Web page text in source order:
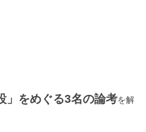
」をめぐる3名の論考を解